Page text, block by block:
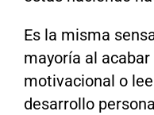
Es la misma
mayoría al
motivacional o
desarrollo